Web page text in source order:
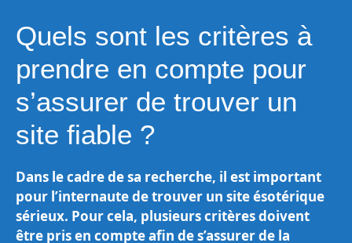
Quels sont les critères à
prendre en compte pour
s’assurer de trouver un
site fiable ?
Dans le cadre de sa recherche, il est important
pour l’internaute de trouver un site ésotérique
sérieux. Pour cela, plusieurs critères doivent
être pris en compte afin de s’assurer de la